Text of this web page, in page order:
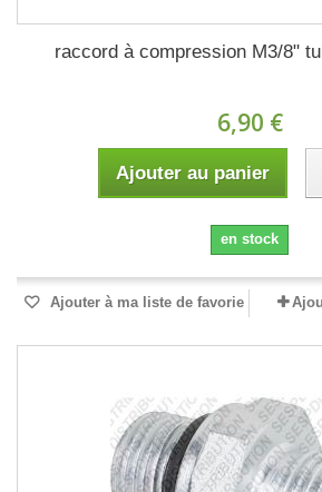
raccord à compression M3/8"
6,90 €
Ajouter au panier
en stock
Ajouter à ma liste de favorie